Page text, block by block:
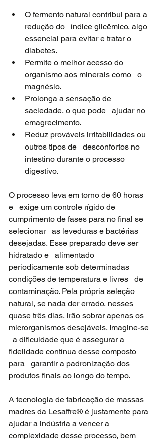
O fermento natural contribui para a
redução do   índice glicêmico, algo
essencial para evitar e tratar o
diabetes.
Permite o melhor acesso do
organismo aos minerais como   o
magnésio.
Prolonga a sensação de
saciedade, o que pode   ajudar no
emagrecimento.
Reduz prováveis irritabilidades ou
outros tipos de   desconfortos no
intestino durante o processo
digestivo.
O processo leva em torno de 60 horas
e   exige um controle rígido de
cumprimento de fases para no final se
selecionar   as leveduras e bactérias
desejadas. Esse preparado deve ser
hidratado e   alimentado
periodicamente sob determinadas
condições de temperatura e livres   de
contaminação. Pela própria seleção
natural, se nada der errado, nesses
quase três dias, irão sobrar apenas os
microrganismos desejáveis. Imagine-se
  a dificuldade que é assegurar a
fidelidade contínua desse composto
para   garantir a padronização dos
produtos finais ao longo do tempo.
A tecnologia de fabricação de massas
madres da Lesaffre® é justamente para
ajudar a indústria a vencer a
complexidade desse processo, bem